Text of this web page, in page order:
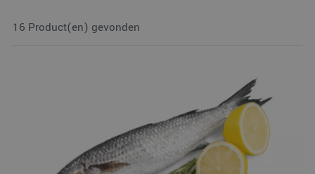
16 Product(en) gevonden